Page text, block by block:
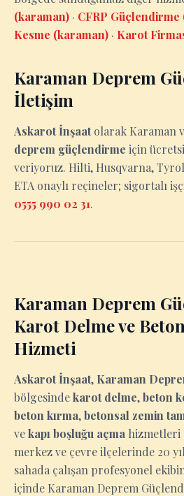
(karaman) · CFRP
Kesme (karaman) · Karot
Karaman Deprem
İletişim
Askarot İnşaatolarak Karaman
deprem güçlendirme için
veriyoruz. Hilti, Husqvarna,
ETA onaylı reçineler; sigortalı
0555 990 02 31.
Karaman Deprem
Karot Delme ve
Hizmeti
Askarot İnşaat, Karaman
bölgesindekarot delme,beton
beton kırma,betonsal zemin
vekapı boşluğu açma hizmetleri
merkez ve çevre ilçelerinde 20
sahada çalışan profesyonel
içinde Karaman Deprem